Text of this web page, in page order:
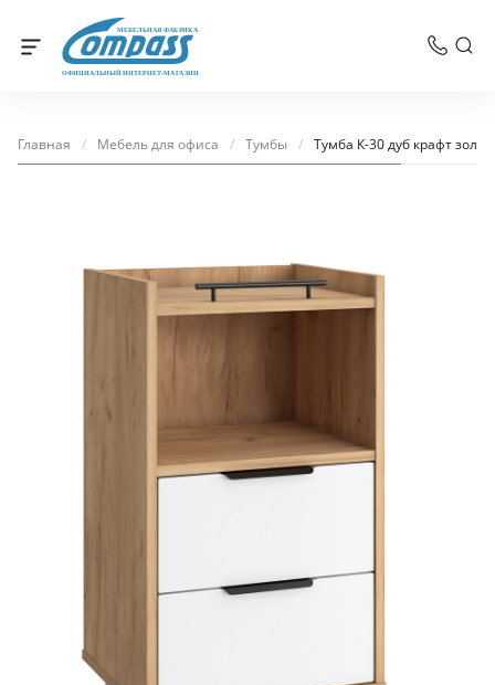
МЕБЕЛЬНАЯ ФАБРИКА
ОФИЦИАЛЬНЫЙ ИНТЕРНЕТ-МАГАЗИН
Главная / Мебель для офиса / Тумбы / Тумба К-30 дуб крафт